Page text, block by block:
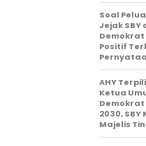
Soal
Jejak SBY
Demokrat
Positif
AHY
Ketua
Demokrat
2030,
Majelis